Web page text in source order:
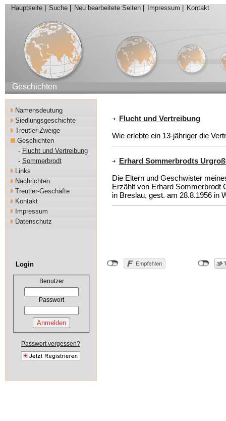
Hauptseite Suche Neu bearbeitete Seiten Impressum Kontakt
Geschichten
Namensdeutung
Siedlungsgeschichte
Treutler-Zweige
Geschichten
- Flucht und Vertreibung
- Sommerbrodt
Links
Nachrichten
Treutler-Geschäfte
Kontakt
Impressum
Datenschutz
Login
Benutzer
Passwort
Passwort vergessen?
Flucht und Vertreibung
Wie erlebte ein 13-jähriger die
Erhard Sommerbrodts
Die Eltern und Geschwister
Erzählt von Erhard Sommerbrodt
in Breslau, gest. am 28.8.1956 in